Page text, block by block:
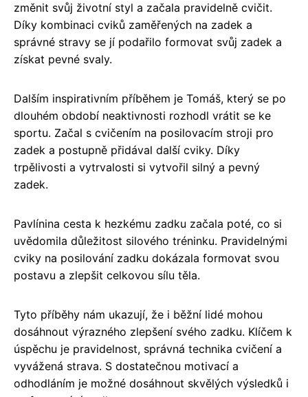
změnit svůj životní styl a začala pravidelně cvičit.
Díky kombinaci cviků zaměřených na zadek a
správné stravy se jí podařilo formovat svůj zadek a
získat pevné svaly.
Dalším inspirativním příběhem je Tomáš, který se po
dlouhém období neaktivnosti rozhodl vrátit se ke
sportu. Začal s cvičením na posilovacím stroji pro
zadek a postupně přidával další cviky. Díky
trpělivosti a vytrvalosti si vytvořil silný a pevný
zadek.
Pavlínina cesta k hezkému zadku začala poté, co si
uvědomila důležitost silového tréninku. Pravidelnými
cviky na posilování zadku dokázala formovat svou
postavu a zlepšit celkovou sílu těla.
Tyto příběhy nám ukazují, že i běžní lidé mohou
dosáhnout výrazného zlepšení svého zadku. Klíčem k
úspěchu je pravidelnost, správná technika cvičení a
vyvážená strava. S dostatečnou motivací a
odhodláním je možné dosáhnout skvělých výsledků i